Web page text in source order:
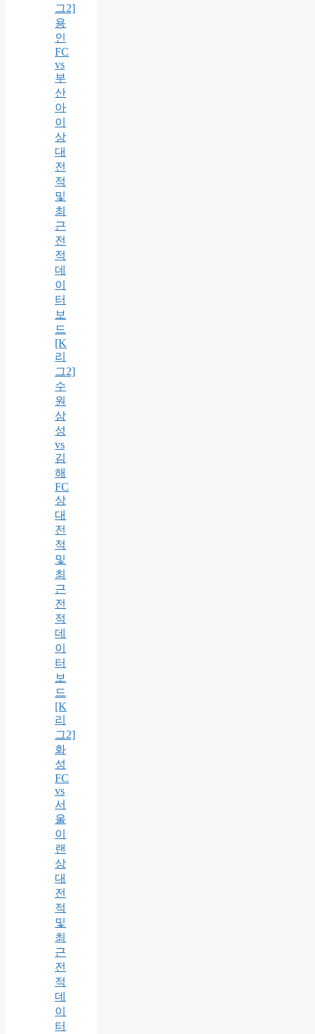
그2]
용
인
FC
vs
부
산
아
이
상
대
전
적
및
최
근
전
적
데
이
터
보
드
[K
리
그2]
수
원
삼
성
vs
김
해
FC
상
대
전
적
및
최
근
전
적
데
이
터
보
드
[K
리
그2]
화
성
FC
vs
서
울
이
랜
상
대
전
적
및
최
근
전
적
데
이
터